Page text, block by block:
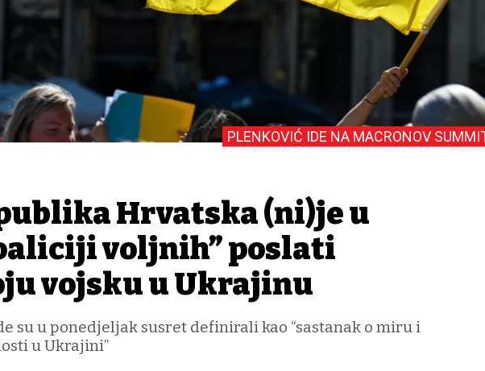
PLENKOVIĆ IDE NA MACRONOV
Hrvatska (ni)je u
voljnih” poslati
vojsku u Ukrajinu
su u ponedjeljak susret definirali kao “sastanak o miru i
u Ukrajini”